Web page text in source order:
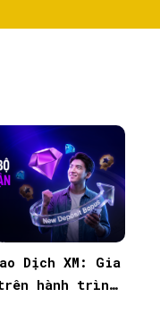
Dịch XM: Gia
hành trình